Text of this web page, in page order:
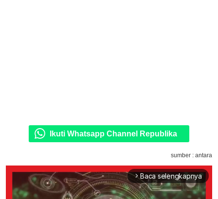
Ikuti Whatsapp Channel Republika
sumber : antara
arrow_forward_ios Baca selengkapnya